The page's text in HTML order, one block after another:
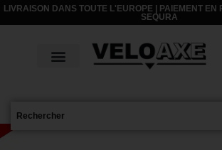
LIVRAISON DANS TOUTE L'EUROPE | PAIEMENT EN
SEQURA